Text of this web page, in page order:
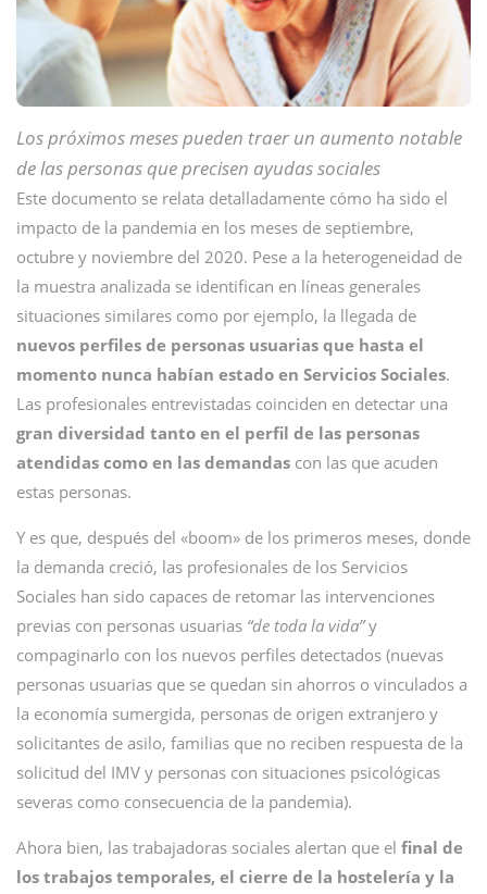
Los próximos meses pueden traer un aumento notable
de las personas que precisen ayudas sociales
Este documento se relata detalladamente cómo ha sido el
impacto de la pandemia en los meses de septiembre,
octubre y noviembre del 2020. Pese a la heterogeneidad de
la muestra analizada se identifican en líneas generales
situaciones similares como por ejemplo, la llegada de
nuevos perfiles de personas usuarias que hasta el
momento nunca habían estado en Servicios Sociales.
Las profesionales entrevistadas coinciden en detectar una
gran diversidad tanto en el perfil de las personas
atendidas como en las demandas con las que acuden
estas personas.
Y es que, después del «boom» de los primeros meses, donde
la demanda creció, las profesionales de los Servicios
Sociales han sido capaces de retomar las intervenciones
previas con personas usuarias “de toda la vida”y
compaginarlo con los nuevos perfiles detectados (nuevas
personas usuarias que se quedan sin ahorros o vinculados a
la economía sumergida, personas de origen extranjero y
solicitantes de asilo, familias que no reciben respuesta de la
solicitud del IMV y personas con situaciones psicológicas
severas como consecuencia de la pandemia).
Ahora bien, las trabajadoras sociales alertan que el final de
los trabajos temporales, el cierre de la hostelería y la